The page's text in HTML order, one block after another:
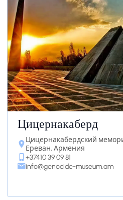
Цицернакаберд
Цицернакабердский
Ереван, Армения
+37410 39 09 81
info@genocide-museum.am